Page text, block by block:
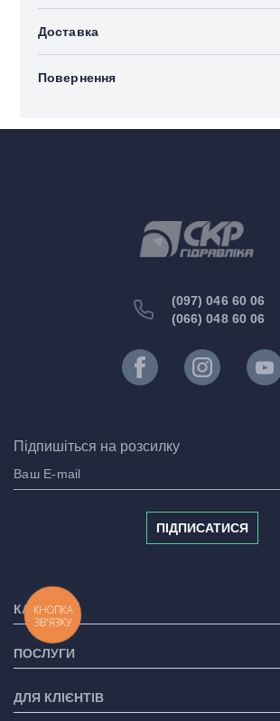
Доставка
Повернення
(097) 046 60 06
(066) 048 60 06
Підпишіться на розсилку
ПІДПИСАТИСЯ
КАТЕГОРІЇ
ПОСЛУГИ
ДЛЯ КЛІЄНТІВ
КНОПКА
ЗВ'ЯЗКУ